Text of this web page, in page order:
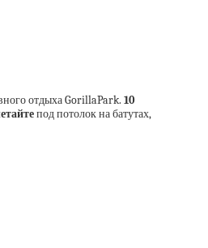
отдыха GorillaPark. 10
под потолок на батутах,